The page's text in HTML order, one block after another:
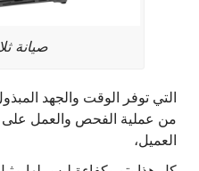
صيانة
التي توفر الوقت والجهد
من عملية الفحص والعمل
العميل،